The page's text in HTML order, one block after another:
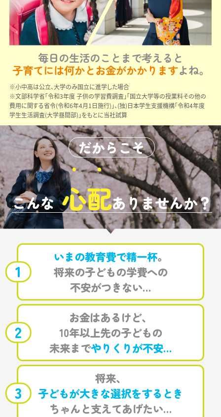
毎日の生活のことまで考えると
子育てには何かとお金がかかりますよね。
※小中高は公立、大学のみ国立に進学した場合
※文部科学省「令和3年度 子供の学習費調査」「国立大学等の授業料その他の
費用に関する省令(令和6年4月1日施行)」、(独)日本学生支援機構「令和4年度
学生生活調査(大学昼間部)」をもとに当社試算
だからこそ
こんな 心
・
配
・
ありませんか？
1
いまの教育費で精一杯。
将来の子どもの学費への
不安がつきない…
2
お金はあるけど、
10年以上先の子どもの
未来までやりくりが不安…
3
将来、
子どもが大きな選択をするとき
ちゃんと支えてあげたい…